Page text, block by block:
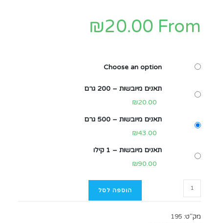
From
₪20.00
Choose an option
תאנים מיובשות – 200 גרם
₪20.00
תאנים מיובשות – 500 גרם
₪43.00
תאנים מיובשות – 1 קילו
₪90.00
הוספה לסל
מק"ט: 195